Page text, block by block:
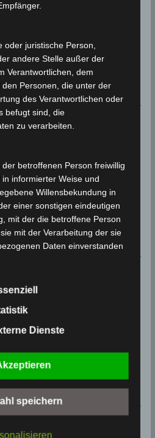
Sidi Abdelhamid
7. August 2026
in Jendouba: Baustelle
gesetzt
in die UNESCO-Welterbeliste
juristische Person,
andere Stelle außer der
Verantwortlichen, dem
Personen, die unter der
des Verantwortlichen oder
befugt sind, die
zu verarbeiten.
betroffenen Person freiwillig
informierter Weise und
Willensbekundung in
einer sonstigen eindeutigen
mit der die betroffene Person
mit der Verarbeitung der sie
Daten einverstanden
des für die
der Datenschutz-
Datenschutzgesetze und
datenschutzrechtlichem
Dienste
speichern